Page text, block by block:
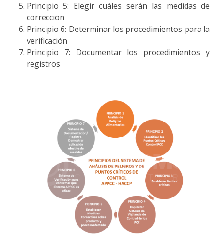
Principio 5: Elegir cuáles serán las medidas de
corrección
Principio 6: Determinar los procedimientos para la
verificación
Principio 7: Documentar los procedimientos y
registros